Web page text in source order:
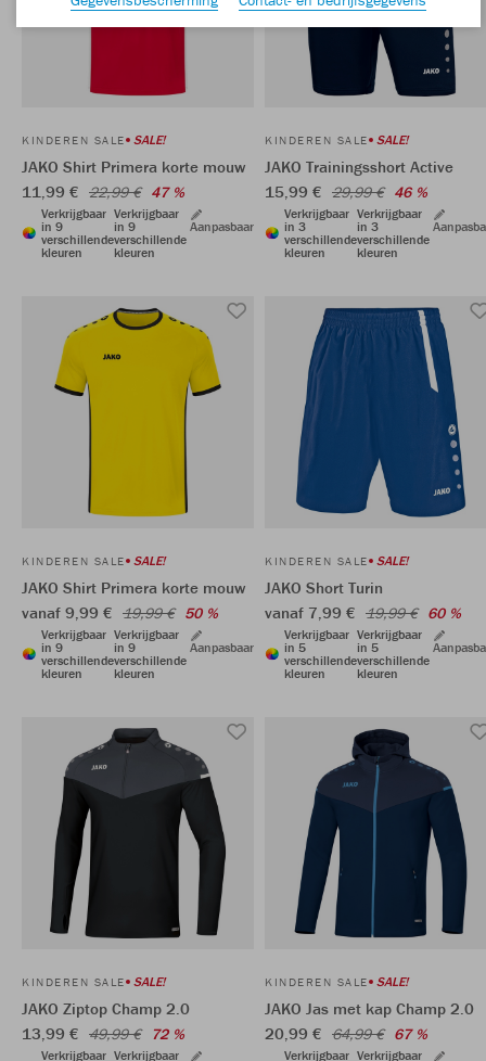
KINDEREN SALE SALE!
JAKO Shirt Primera korte mouw
11,99 € 22,99 € 47 %
Verkrijgbaar
in 9
verschillende
kleuren
Verkrijgbaar
in 9
verschillende
kleuren
Aanpasbaar
KINDEREN SALE SALE!
JAKO Trainingsshort Active
15,99 € 29,99 € 46 %
Verkrijgbaar
in 3
verschillende
kleuren
Verkrijgbaar
in 3
verschillende
kleuren
KINDEREN SALE SALE!
JAKO Shirt Primera korte mouw
vanaf 9,99 € 19,99 € 50 %
Verkrijgbaar
in 9
verschillende
kleuren
Verkrijgbaar
in 9
verschillende
kleuren
Aanpasbaar
KINDEREN SALE SALE!
JAKO Short Turin
vanaf 7,99 € 19,99 € 60 %
Verkrijgbaar
in 5
verschillende
kleuren
Verkrijgbaar
in 5
verschillende
kleuren
KINDEREN SALE SALE!
JAKO Ziptop Champ 2.0
13,99 € 49,99 € 72 %
Verkrijgbaar Verkrijgbaar
KINDEREN SALE SALE!
JAKO Jas met kap Champ 2.0
20,99 € 64,99 € 67 %
Verkrijgbaar Verkrijgbaar